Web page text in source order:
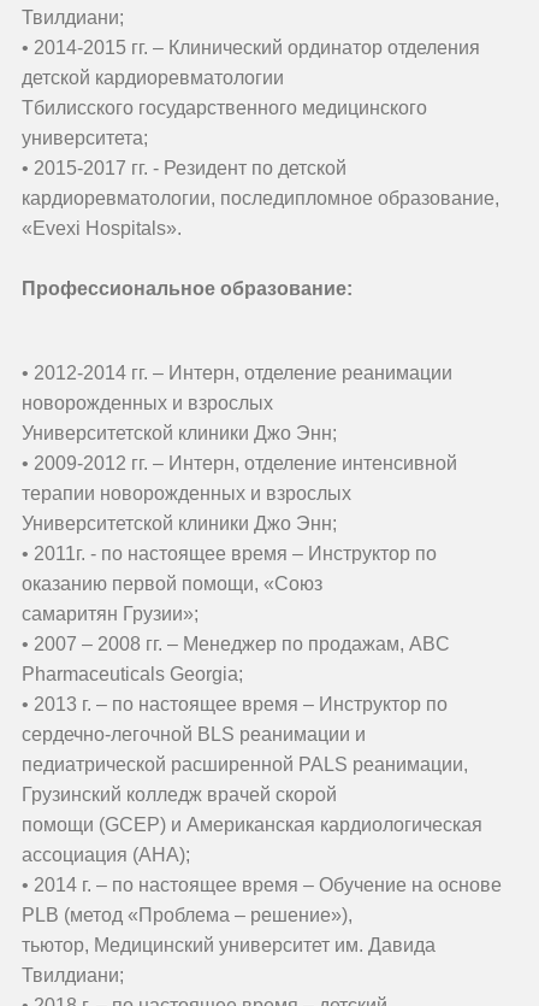
Твилдиани;
• 2014-2015 гг. – Клинический ординатор отделения
детской кардиоревматологии
Тбилисского государственного медицинского
университета;
• 2015-2017 гг. - Резидент по детской
кардиоревматологии, последипломное образование,
«Evexi Hospitals».
Профессиональное образование:
• 2012-2014 гг. – Интерн, отделение реанимации
новорожденных и взрослых
Университетской клиники Джо Энн;
• 2009-2012 гг. – Интерн, отделение интенсивной
терапии новорожденных и взрослых
Университетской клиники Джо Энн;
• 2011г. - по настоящее время – Инструктор по
оказанию первой помощи, «Союз
самаритян Грузии»;
• 2007 – 2008 гг. – Менеджер по продажам, ABC
Pharmaceuticals Georgia;
• 2013 г. – по настоящее время – Инструктор по
сердечно-легочной BLS реанимации и
педиатрической расширенной PALS реанимации,
Грузинский колледж врачей скорой
помощи (GCEP) и Американская кардиологическая
ассоциация (AHA);
• 2014 г. – по настоящее время – Обучение на основе
PLB (метод «Проблема – решение»),
тьютор, Медицинский университет им. Давида
Твилдиани;